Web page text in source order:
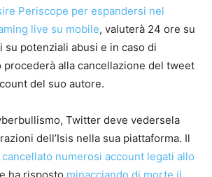
Periscope per espandersi nel
live su mobile, valuterà 24 ore su
su potenziali abusi e in caso di
alla cancellazione del tweet
del suo autore.
Twitter deve vedersela
dell’Isis nella sua piattaforma. Il
cancellato numerosi account legati allo